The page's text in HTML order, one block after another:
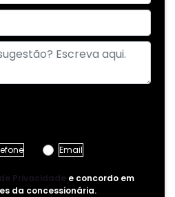
Email
Privacidade e concordo em
da concessionária.